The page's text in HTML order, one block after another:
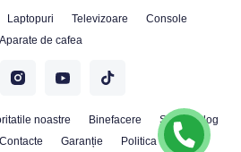
Laptopuri Televizoare
Console
Aparate de cafea
noastre Binefacere Stiri
Blog
Contacte Garanție Politica Cookie